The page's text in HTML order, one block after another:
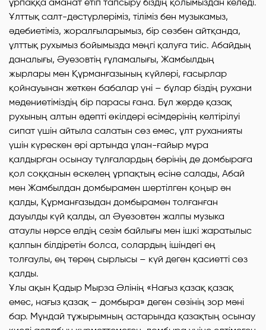
Ұлттық салт-дәстүрлеріміз, тіліміз бен музыкамыз,
әдебиетіміз, жоралғыларымыз, бір сөзбен айтқанда,
ұлттық рухымыз бойымызда мәңгі қалуға тиіс. Абайдың
даналығы, Әуезовтің ғұламалығы, Жамбылдың
жырлары мен Құрманғазының күйлері, ғасырлар
қойнауынан жеткен бабалар үні – бұлар біздің рухани
мәдениетіміздің бір парасы ғана. Бұл жерде қазақ
рухының алтын әдепті өкілдері есімдерінің келтірілуі
сипат үшін айтыла салатын сөз емес, ұлт руханияты
үшін күрескен әрі артында ұлан-ғайыр мұра
қалдырған осынау тұлғалардың бәрінің де домбыраға
қол соққанын өскелең ұрпақтың есіне салады, Абай
мен Жамбылдан домбырамен шертілген қоңыр ән
қалды, Құрманғазыдан домбырамен толғанған
дауылды күй қалды, ал Әуезовтен жалпы музыка
атаулы нәрсе елдің сезім байлығы мен ішкі жаратылыс
қалпын білдіретін болса, солардың ішіндегі ең
толғаулы, ең терең сырлысы – күй деген қасиетті сөз
қалды.
Ұлы ақын Қадыр Мырза Әлінің «Нағыз қазақ қазақ
емес, нағыз қазақ – домбыра» деген сөзінің зор мәні
бар. Мұндай тұжырымның астарында қазақтың осынау